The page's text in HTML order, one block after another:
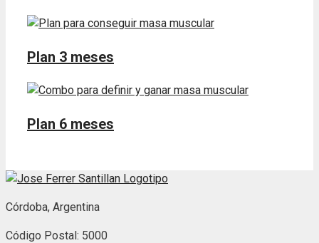
Plan 3 meses
Plan 6 meses
Córdoba, Argentina
Código Postal: 5000